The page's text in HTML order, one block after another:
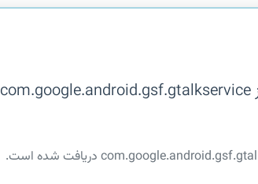
توضیحات در دسترس نیست. این اپلیکیشن از com.google.android.gsf.gtalkservice